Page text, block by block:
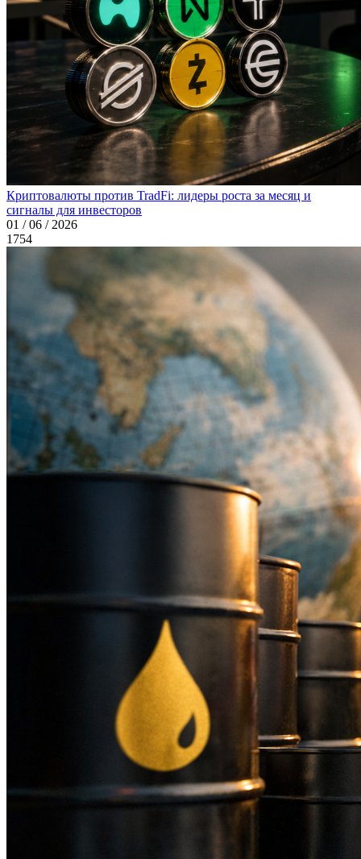
Криптовалюты против TradFi: лидеры роста за месяц и
сигналы для инвесторов
01 / 06 / 2026
1754